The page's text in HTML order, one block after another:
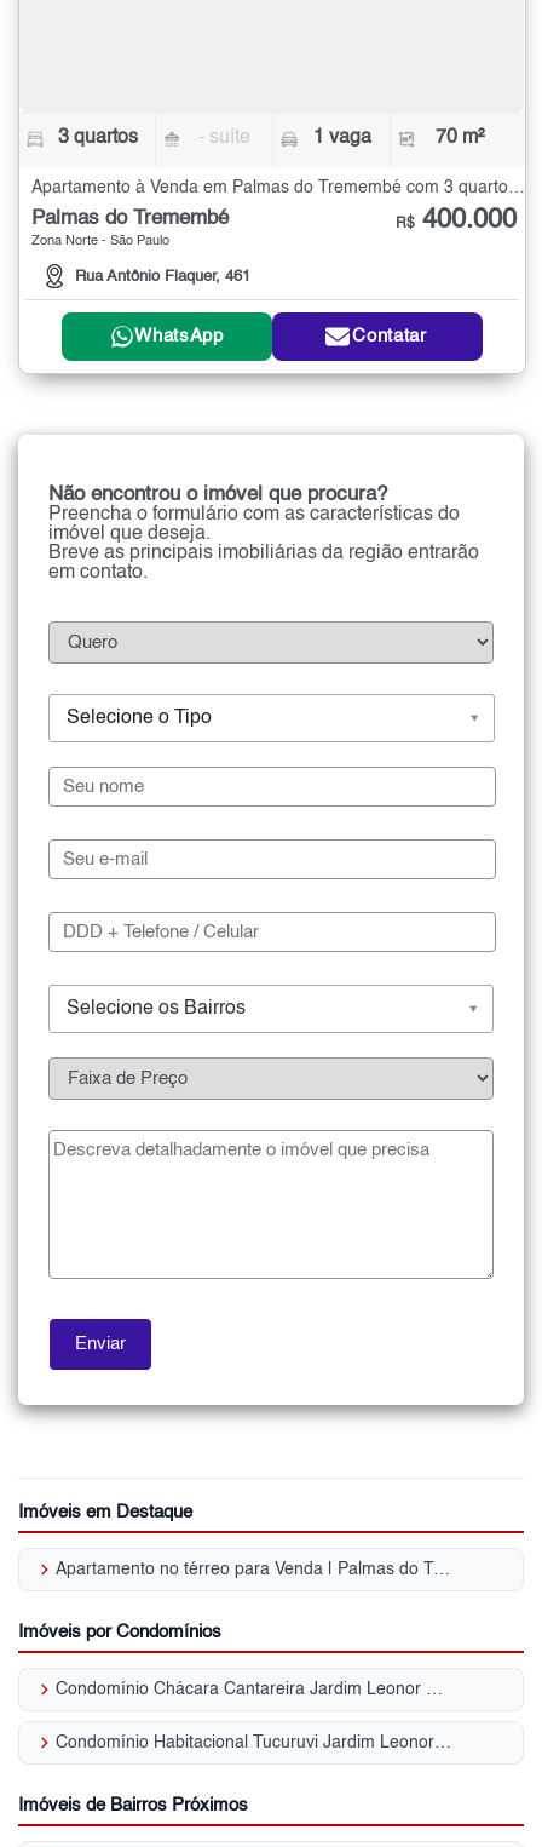
3 quartos - suíte 1 vaga 70 m²
Palmas do Tremembé
Zona Norte - São Paulo
Rua Antônio Flaquer, 461
R$ 400.000
WhatsApp Contatar
Não encontrou o imóvel que procura?
Preencha o formulário com as características do
imóvel que deseja.
Breve as principais imobiliárias da região entrarão
em contato.
Selecione o Tipo
Selecione os Bairros
Imóveis em Destaque
keyboard_arrow_right Apartamento no térreo para Venda | Palmas do Tremembé
Imóveis por Condomínios
keyboard_arrow_right Condomínio Chácara Cantareira Jardim Leonor Mendes de Barros
keyboard_arrow_right Condomínio Habitacional Tucuruvi Jardim Leonor Mendes de Barros
Imóveis de Bairros Próximos